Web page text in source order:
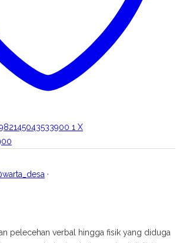
1 X
·
pelecehan verbal hingga fisik yang diduga